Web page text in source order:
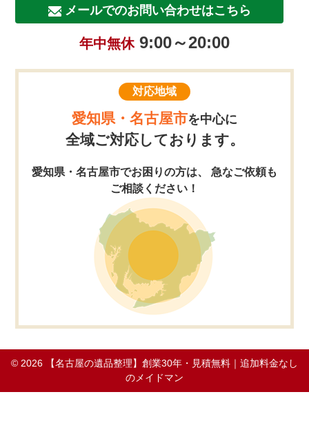
メールでのお問い合わせはこちら
年中無休9:00～20:00
対応地域
愛知県・名古屋市を中心に
全域ご対応しております。
愛知県・名古屋市でお困りの方は、 急なご依頼も
ご相談ください！
© 2026
【名古屋の遺品整理】創業30年・見積無料｜追加料金なし
のメイドマン